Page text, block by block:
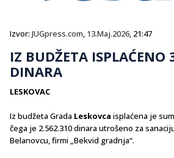
Izvor: JUGpress.com, 13.Maj.2026, 21:47
IZ BUDŽETA
DINARA
LESKOVAC
Iz budžeta Grada Leskovca isplaćena je
čega je 2.562.310 dinara utrošeno za
Belanovcu, firmi „Bekvid gradnja“.